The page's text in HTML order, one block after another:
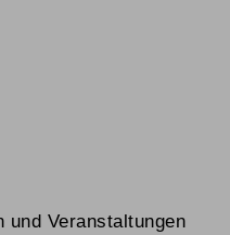
und Veranstaltungen